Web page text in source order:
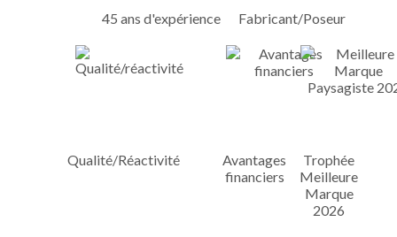
45 ans d'expérience Fabricant/Poseur
Qualité/Réactivité
Avantages
financiers
Trophée
Meilleure
Marque
2026